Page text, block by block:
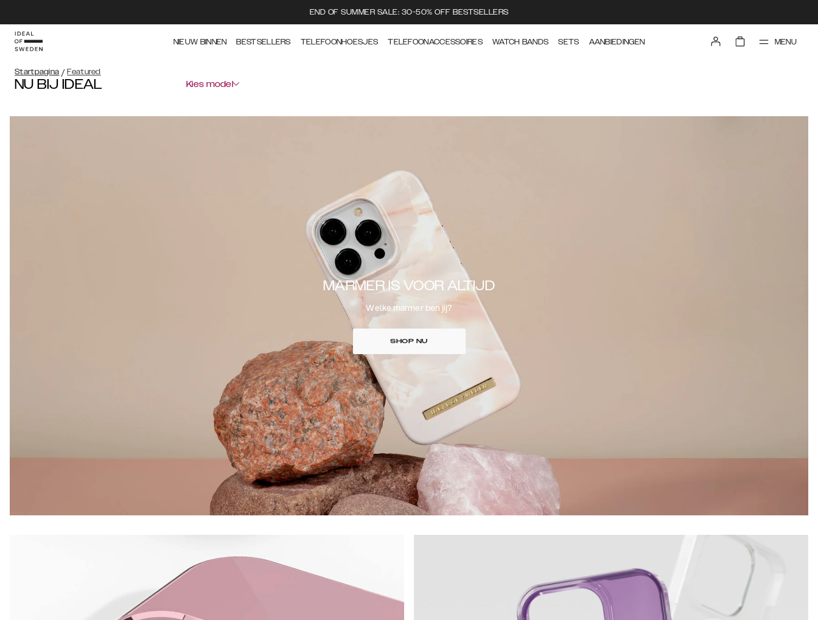
END OF SUMMER SALE: 30-50% OFF BESTSELLERS
NIEUW BINNEN BESTSELLERS TELEFOONHOESJES TELEFOONACCESSOIRES WATCH BANDS SETS AANBIEDINGEN MENU
Startpagina / Featured
NU BIJ IDEAL Kies model
MARMER IS VOOR ALTIJD
Welke marmer ben jij?
SHOP NU